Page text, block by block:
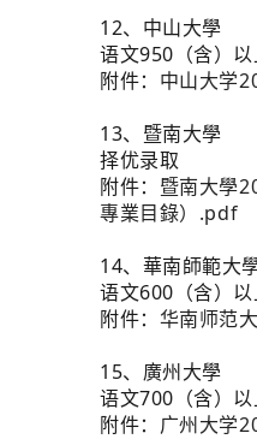
12、 中山大學
语文950（含）
附件： 中山大学
13、 暨南大學
择优录取
附件： 暨南大學
專業目錄）.pdf
14、 華南師範大
语文600（含）
附件： 华南师范
15、 廣州大學
语文700（含）
附件： 广州大学